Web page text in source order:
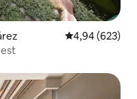
4,94 av 5 i
4,94 (623)